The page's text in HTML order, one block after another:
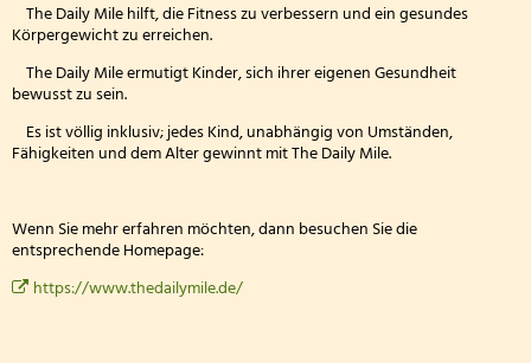
The Daily Mile hilft, die Fitness zu verbessern und ein gesundes
Körpergewicht zu erreichen.
The Daily Mile ermutigt Kinder, sich ihrer eigenen Gesundheit
bewusst zu sein.
Es ist völlig inklusiv; jedes Kind, unabhängig von Umständen,
Fähigkeiten und dem Alter gewinnt mit The Daily Mile.
Wenn Sie mehr erfahren möchten, dann besuchen Sie die
entsprechende Homepage:
https://www.thedailymile.de/